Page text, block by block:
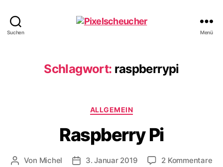
Suchen Menü
Schlagwort: raspberrypi
Kategorien
ALLGEMEIN
Raspberry Pi
Beitragsautor
Von Michel Veröffentlichungsdatum
3. Januar 2019 2 Kommentarezu